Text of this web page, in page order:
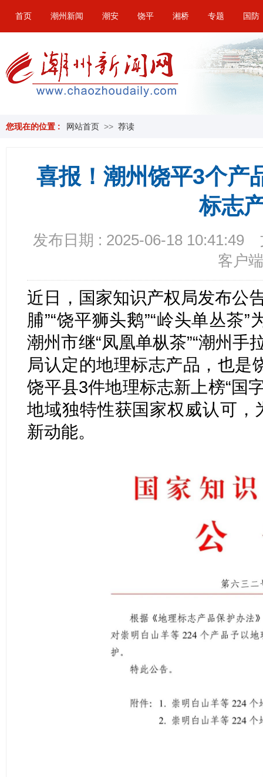
首页 潮州新闻 潮安 饶平 湘桥 专题 国防
您现在的位置 : 网站首页 >> 荐读
喜报！潮州饶平3个产
标志
发布日期 : 2025-06-18 10:41:49
客户端
近日，国家知识产权局发布公
脯”“饶平狮头鹅”“岭头单丛茶
潮州市继“凤凰单枞茶”“潮州手
局认定的地理标志产品，也是
饶平县3件地理标志新上榜“国
地域独特性获国家权威认可，
新动能。